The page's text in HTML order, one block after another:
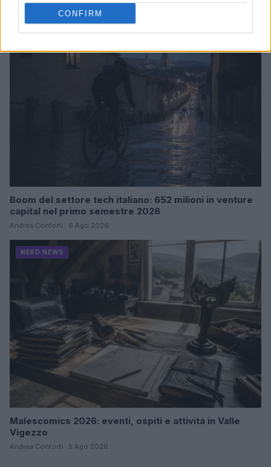
CONFIRM
Andrea Conforti · 6 Ago 2026
NERD NEWS
Boom del settore tech italiano: 652 milioni in venture
capital nel primo semestre 2026
Andrea Conforti · 6 Ago 2026
NERD NEWS
Malescomics 2026: eventi, ospiti e attività in Valle
Vigezzo
Andrea Conforti · 5 Ago 2026